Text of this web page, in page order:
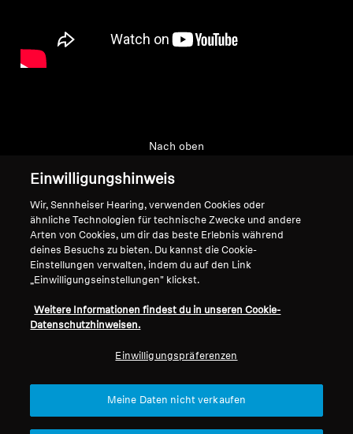
Support
Nach oben
Impressum
Vertrag widerrufen
Globale Datenschutzrichtlinie
Allgemeine
Online-Verkäufe an Verbraucher
Offenlegung von Schwachstellen
Unser Unternehmen
Pressekontakte
Markenbotschafter
Einwilligungshinweis
Wir, Sennheiser Hearing, verwenden Cookies oder
ähnliche Technologien für technische Zwecke und andere
Arten von Cookies, um dir das beste Erlebnis während
deines Besuchs zu bieten. Du kannst die Cookie-
Einstellungen verwalten, indem du auf den Link
„Einwilligungseinstellungen" klickst.
Weitere Informationen findest du in unseren Cookie-
Datenschutzhinweisen.
Einwilligungspräferenzen
Meine Daten nicht verkaufen